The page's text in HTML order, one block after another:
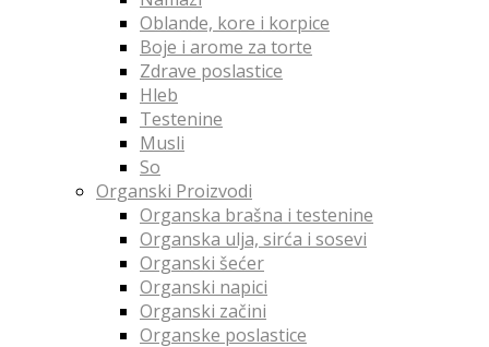
Oblande, kore i korpice
Boje i arome za torte
Zdrave poslastice
Hleb
Testenine
Musli
So
Organski Proizvodi
Organska brašna i testenine
Organska ulja, sirća i sosevi
Organski šećer
Organski napici
Organski začini
Organske poslastice